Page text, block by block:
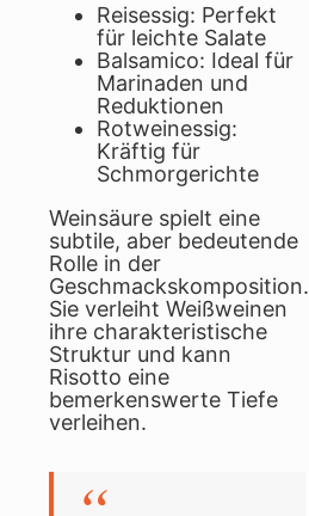
Reisessig: Perfekt
für leichte Salate
Balsamico: Ideal für
Marinaden und
Reduktionen
Rotweinessig:
Kräftig für
Schmorgerichte
Weinsäure spielt eine
subtile, aber bedeutende
Rolle in der
Geschmackskomposition.
Sie verleiht Weißweinen
ihre charakteristische
Struktur und kann
Risotto eine
bemerkenswerte Tiefe
verleihen.